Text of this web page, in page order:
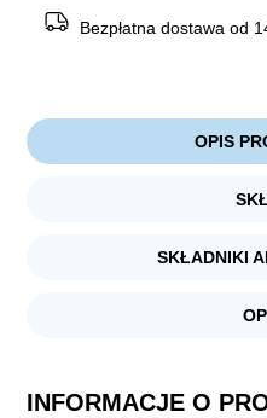
Bezpłatna dostawa od
OPIS
SKŁADNIKI
INFORMACJE O